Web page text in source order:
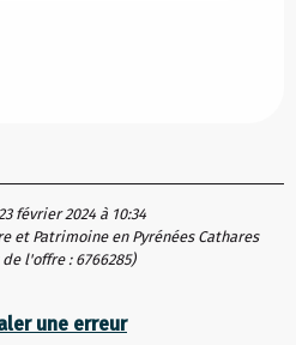
février 2024 à 10:34
et Patrimoine en Pyrénées Cathares
l'offre : 6766285)
une erreur